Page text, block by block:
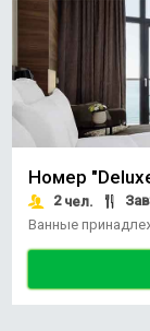
Номер
2чел.
Ванные